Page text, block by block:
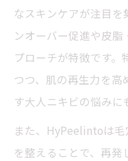
なスキンケアが注目を
ンオーバー促進や皮
プローチが特徴です。
つつ、肌の再生力を高
す大人ニキビの悩みに
また、HyPeelintoは
を整えることで、再発